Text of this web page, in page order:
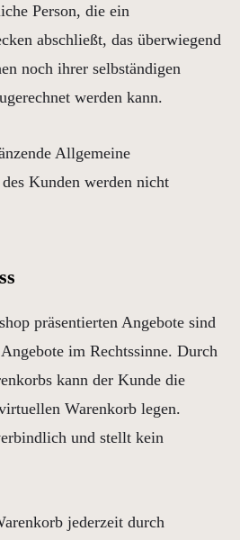
Person, die ein
abschließt, das überwiegend
noch ihrer selbständigen
werden kann.
Allgemeine
Kunden werden nicht
präsentierten Angebote sind
im Rechtssinne. Durch
kann der Kunde die
Warenkorb legen.
und stellt kein
jederzeit durch